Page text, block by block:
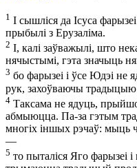
1 І сышліся да Ісуса
прыбылі з Ерузаліма.
2 І, калі заўважылі, што
нячыстымі, гэта значыць
3 бо фарызеі і ўсе Юдэі не
рук, захоўваючы традыцыю
4 Таксама не ядуць,
абмыюцца. Па-за гэтым
многіх іншых рэчаў: мыць
—
5 то пыталіся Яго фарызеі